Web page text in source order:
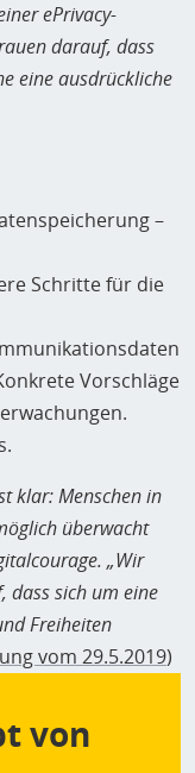
ePrivacy-
darauf, dass
eine ausdrückliche
–
Schritte für die
Vorschläge
klar: Menschen in
überwacht
„Wir
dass sich um eine
Freiheiten
vom 29.5.2019)
von